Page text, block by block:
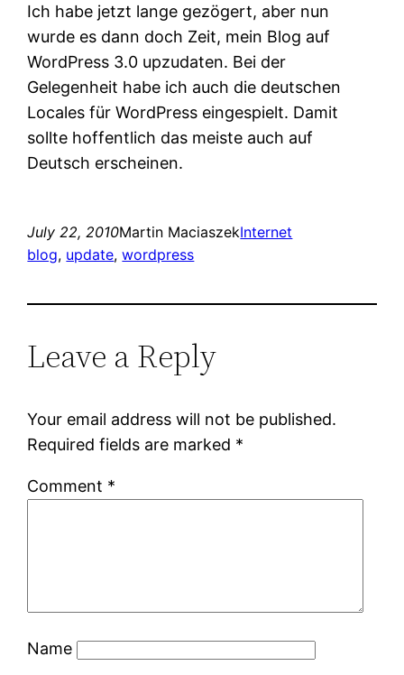
Ich habe jetzt lange gezögert, aber nun
wurde es dann doch Zeit, mein Blog auf
WordPress 3.0 upzudaten. Bei der
Gelegenheit habe ich auch die deutschen
Locales für WordPress eingespielt. Damit
sollte hoffentlich das meiste auch auf
Deutsch erscheinen.
July 22, 2010Martin MaciaszekInternet
blog, update, wordpress
Leave a Reply
Your email address will not be published.
Required fields are marked *
Comment *
Name